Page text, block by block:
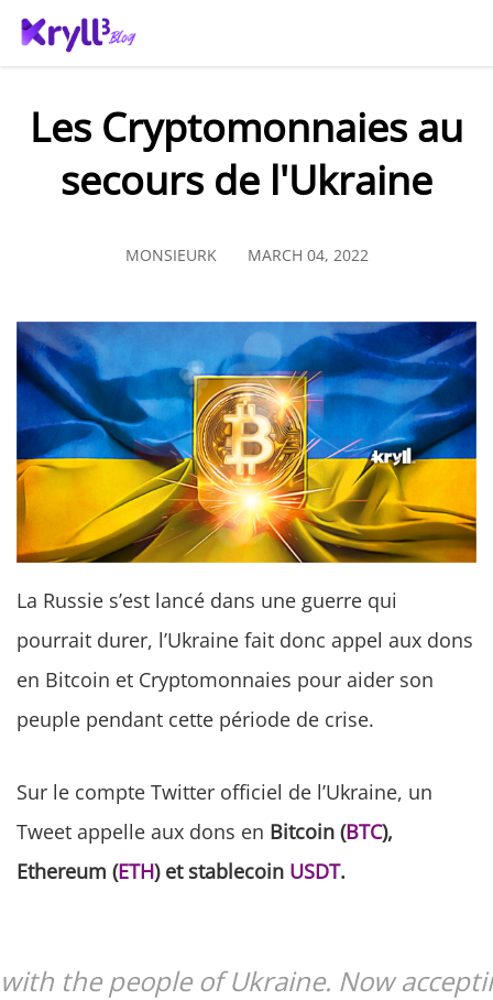
Les Cryptomonnaies au
secours de l'Ukraine
MONSIEURK MARCH 04, 2022
La Russie s’est lancé dans une guerre qui
pourrait durer, l’Ukraine fait donc appel aux dons
en Bitcoin et Cryptomonnaies pour aider son
peuple pendant cette période de crise.
Sur le compte Twitter officiel de l’Ukraine, un
Tweet appelle aux dons en Bitcoin (BTC),
Ethereum (ETH) et stablecoin USDT.
the people of Ukraine. Now